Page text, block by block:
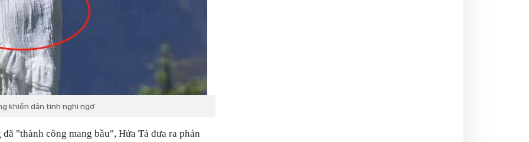
khiến dân tình nghi ngờ
"thành công mang bầu", Hứa Tả đưa ra phản